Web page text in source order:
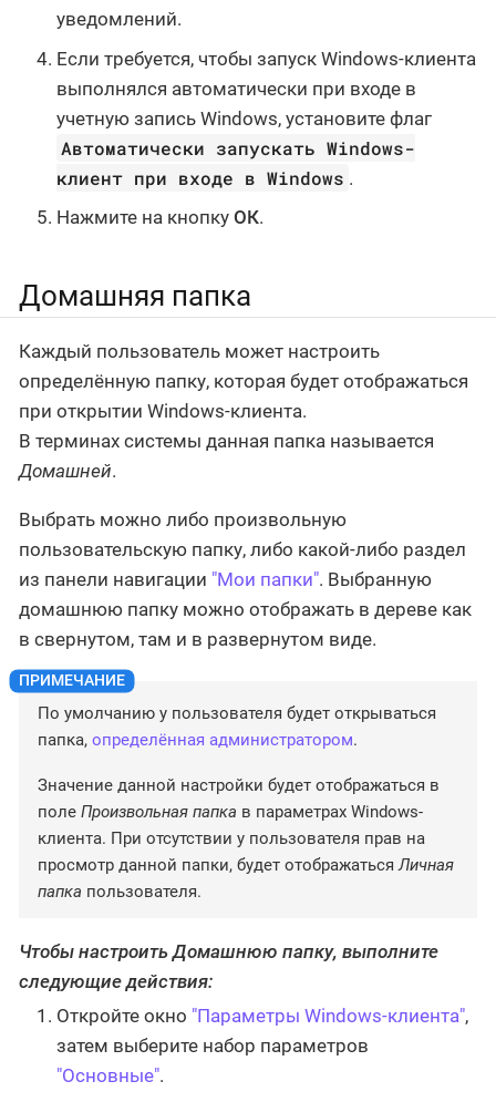
уведомлений.
Если требуется, чтобы запуск Windows-клиента
выполнялся автоматически при входе в
учетную запись Windows, установите флаг
Автоматически запускать Windows-
клиент при входе в Windows .
Нажмите на кнопку ОК.
Домашняя папка
Каждый пользователь может настроить
определённую папку, которая будет отображаться
при открытии Windows-клиента.
В терминах системы данная папка называется
Домашней.
Выбрать можно либо произвольную
пользовательскую папку, либо какой-либо раздел
из панели навигации "Мои папки". Выбранную
домашнюю папку можно отображать в дереве как
в свернутом, там и в развернутом виде.
По умолчанию у пользователя будет открываться
папка, определённая администратором.
Значение данной настройки будет отображаться в
поле Произвольная папка в параметрах Windows-
клиента. При отсутствии у пользователя прав на
просмотр данной папки, будет отображатьсяЛичная
папка пользователя.
Чтобы настроитьДомашнюю папку, выполните
следующие действия:
Откройте окно "Параметры Windows-клиента",
затем выберите набор параметров
"Основные".